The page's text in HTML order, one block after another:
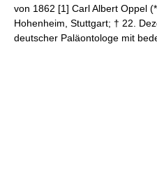
von 1862 [1] Carl Albert Oppel
Hohenheim, Stuttgart; † 22.
deutscher Paläontologe mit